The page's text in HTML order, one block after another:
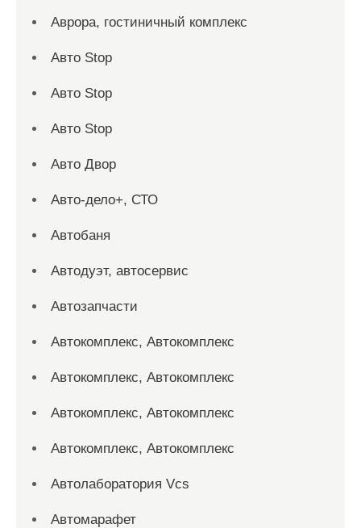
Аврора, гостиничный комплекс
Авто Stop
Авто Stop
Авто Stop
Авто Двор
Авто-дело+, СТО
Автобаня
Автодуэт, автосервис
Автозапчасти
Автокомплекс, Автокомплекс
Автокомплекс, Автокомплекс
Автокомплекс, Автокомплекс
Автокомплекс, Автокомплекс
Автолаборатория Vcs
Автомарафет